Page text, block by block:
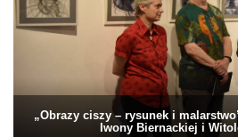
„Obrazy ciszy – rysunek i
Iwony Biernackiej i